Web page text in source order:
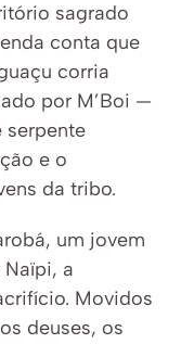
sagrado
conta que
corria
por M’Boi —
serpente
e o
da tribo.
um jovem
a
Movidos
deuses, os